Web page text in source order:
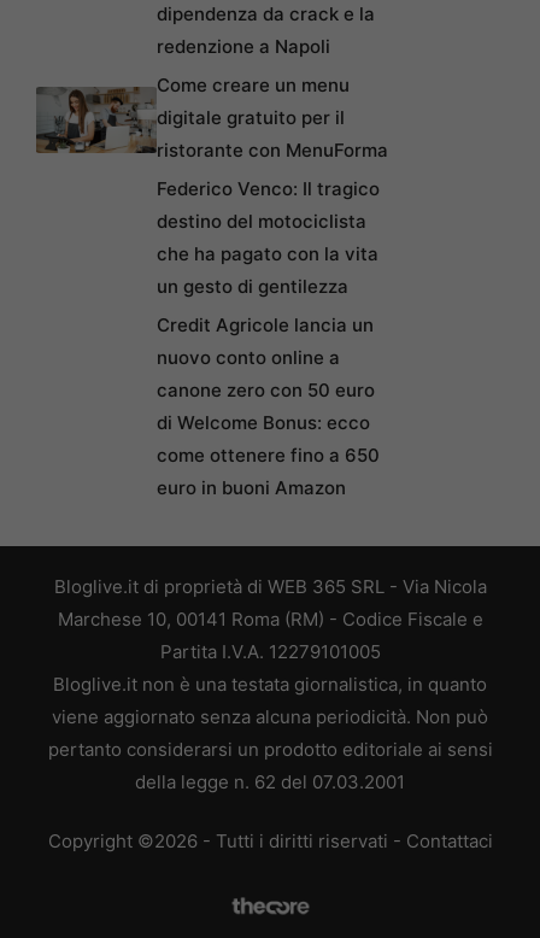
dipendenza da crack e la
redenzione a Napoli
Come creare un menu
digitale gratuito per il
ristorante con MenuForma
Federico Venco: Il tragico
destino del motociclista
che ha pagato con la vita
un gesto di gentilezza
Credit Agricole lancia un
nuovo conto online a
canone zero con 50 euro
di Welcome Bonus: ecco
come ottenere fino a 650
euro in buoni Amazon
Bloglive.it di proprietà di WEB 365 SRL - Via Nicola
Marchese 10, 00141 Roma (RM) - Codice Fiscale e
Partita I.V.A. 12279101005
Bloglive.it non è una testata giornalistica, in quanto
viene aggiornato senza alcuna periodicità. Non può
pertanto considerarsi un prodotto editoriale ai sensi
della legge n. 62 del 07.03.2001
Copyright ©2026 - Tutti i diritti riservati - Contattaci